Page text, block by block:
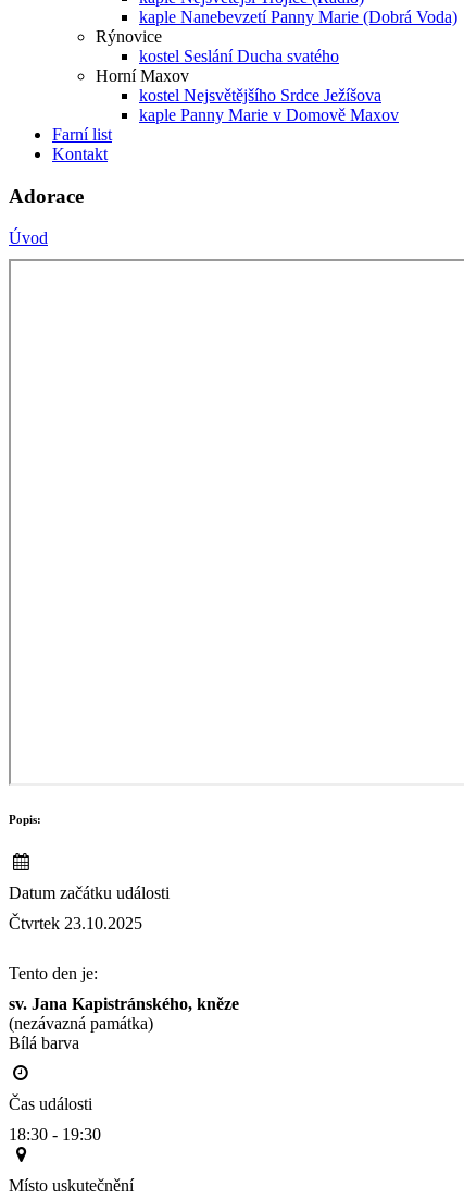
kaple Nanebevzetí Panny Marie (Dobrá Voda)
Rýnovice
kostel Seslání Ducha svatého
Horní Maxov
kostel Nejsvětějšího Srdce Ježíšova
kaple Panny Marie v Domově Maxov
Farní list
Kontakt
Adorace
Úvod
Popis:
Datum začátku události
Čtvrtek 23.10.2025
Tento den je:
sv. Jana Kapistránského, kněze
(nezávazná památka)
Bílá barva
Čas události
18:30 - 19:30
Místo uskutečnění